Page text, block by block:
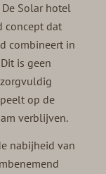
Solar hotel
concept dat
combineert in
is geen
op de
verblijven.
nabijheid van